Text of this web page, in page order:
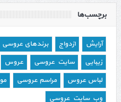
برچسب‌ها
آرایش ازدواج برندهای عروسی
زیبایی
سایت عروسی عروس
لباس عروس
مراسم عروسی مو
وب سایت عروسی